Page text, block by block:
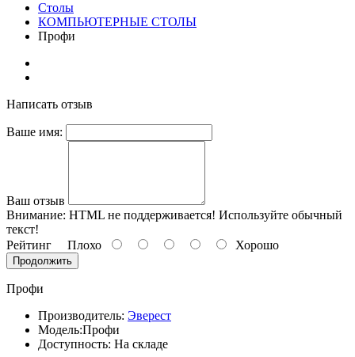
Столы
КОМПЬЮТЕРНЫЕ СТОЛЫ
Профи
Написать отзыв
Ваше имя:
Ваш отзыв
Внимание: HTML не поддерживается! Используйте обычный
текст!
Рейтинг Плохо Хорошо
Продолжить
Профи
Производитель: Эверест
Модель:Профи
Доступность: На складе